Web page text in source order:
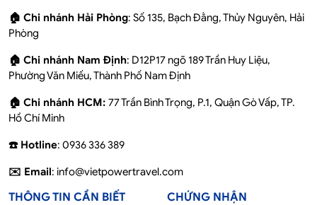
🏠 Chi nhánh Hải Phòng: Số 135, Bạch Đằng, Thủy Nguyên, Hải
Phòng
🏠 Chi nhánh Nam Định: D12P17 ngõ 189 Trần Huy Liệu,
Phường Văn Miếu, Thành Phố Nam Định
🏠 Chi nhánh HCM: 77 Trần Bình Trọng, P.1, Quận Gò Vấp, TP.
Hồ Chí Minh
☎️ Hotline: 0936 336 389
✉️ Email: info@vietpowertravel.com
THÔNG TIN CẦN BIẾT CHỨNG NHẬN